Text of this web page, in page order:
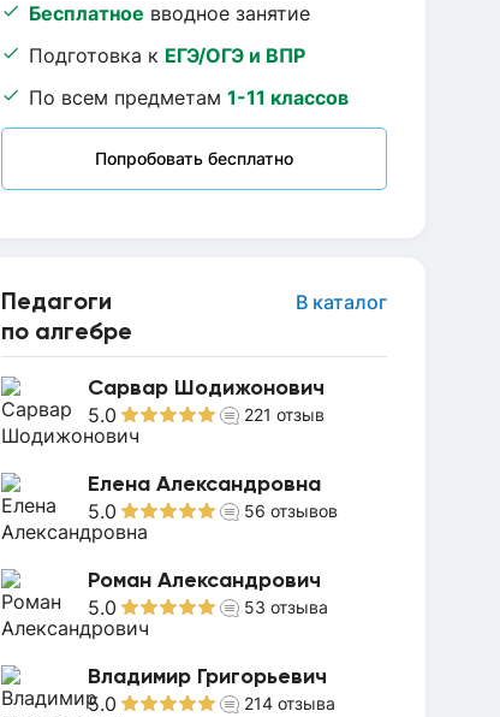
Бесплатное вводное занятие
Подготовка к ЕГЭ/ОГЭ и ВПР
По всем предметам 1-11 классов
Попробовать бесплатно
Педагоги
по алгебре
В каталог
Сарвар Шодижонович
5.0 221 отзыв
Елена Александровна
5.0 56 отзывов
Роман Александрович
5.0 53 отзыва
Владимир Григорьевич
5.0 214 отзыва